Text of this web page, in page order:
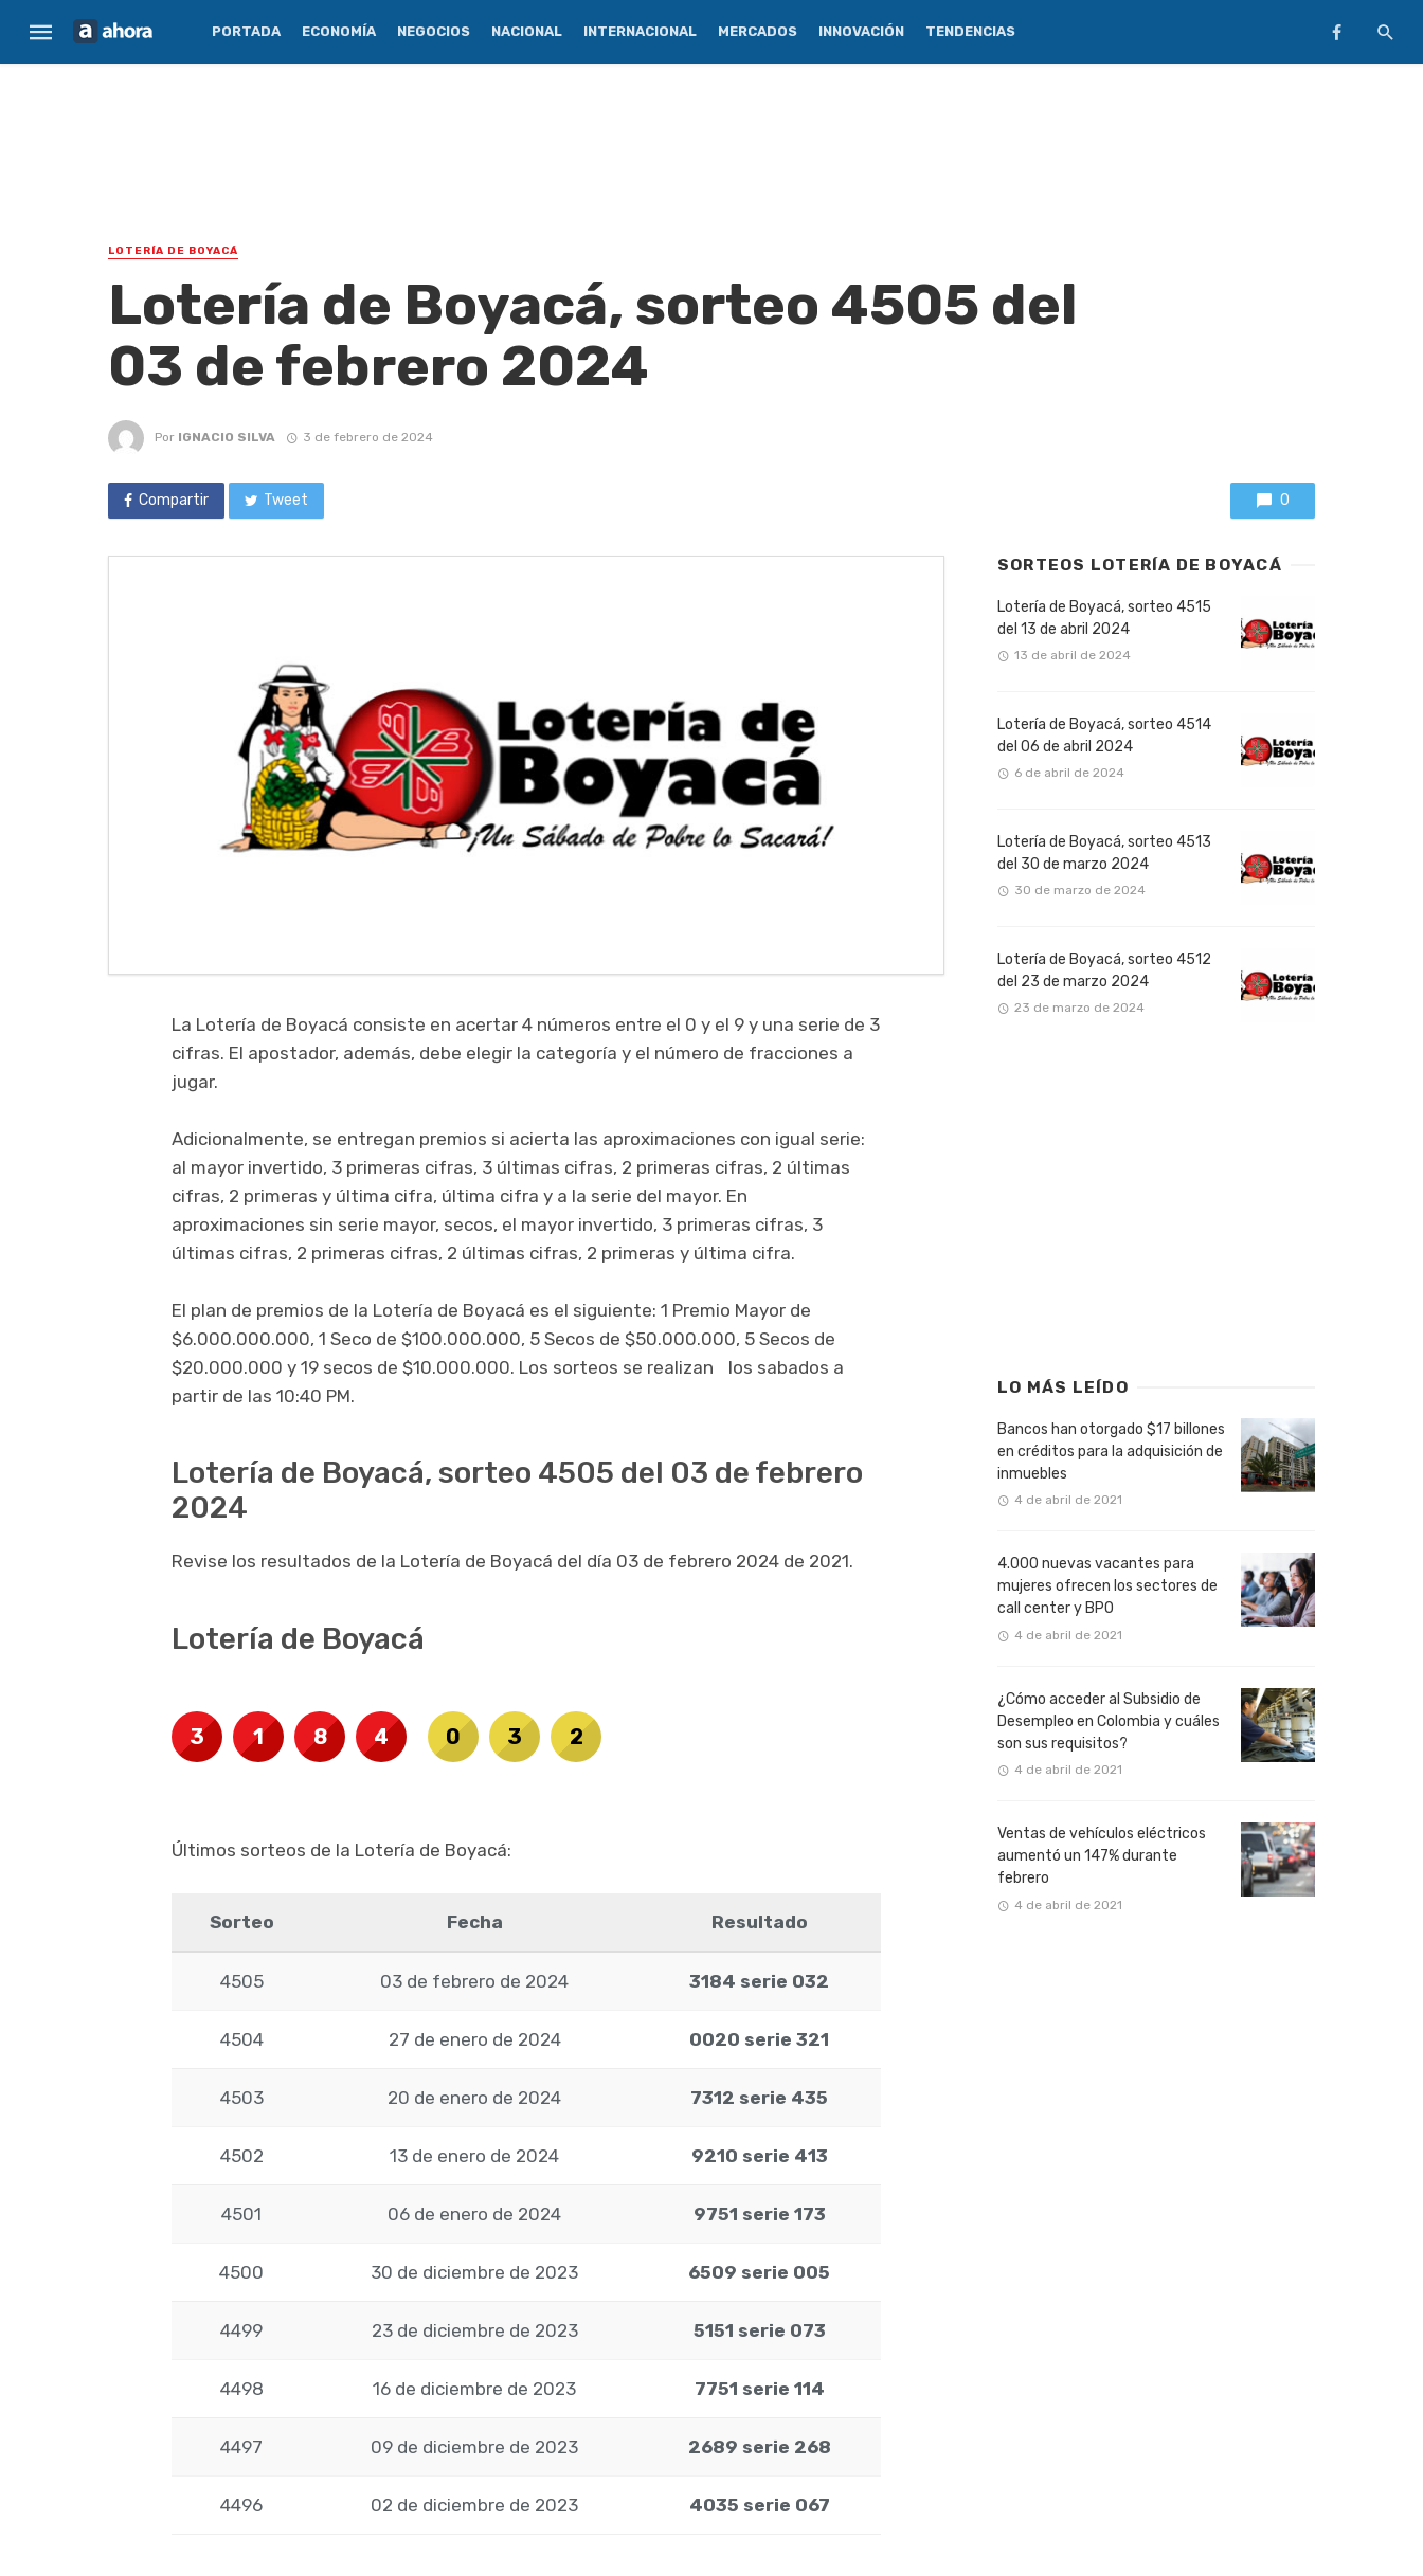
PORTADA ECONOMÍA NEGOCIOS NACIONAL INTERNACIONAL MERCADOS INNOVACIÓN TENDENCIAS
LOTERÍA DE BOYACÁ
Lotería de Boyacá, sorteo 4505 del
03 de febrero 2024
Por IGNACIO SILVA 3 de febrero de 2024
Compartir Tweet 0
La Lotería de Boyacá consiste en acertar 4 números entre el 0 y el 9 y una serie de 3
cifras. El apostador, además, debe elegir la categoría y el número de fracciones a
jugar.
Adicionalmente, se entregan premios si acierta las aproximaciones con igual serie:
al mayor invertido, 3 primeras cifras, 3 últimas cifras, 2 primeras cifras, 2 últimas
cifras, 2 primeras y última cifra, última cifra y a la serie del mayor. En
aproximaciones sin serie mayor, secos, el mayor invertido, 3 primeras cifras, 3
últimas cifras, 2 primeras cifras, 2 últimas cifras, 2 primeras y última cifra.
El plan de premios de la Lotería de Boyacá es el siguiente: 1 Premio Mayor de
$6.000.000.000, 1 Seco de $100.000.000, 5 Secos de $50.000.000, 5 Secos de
$20.000.000 y 19 secos de $10.000.000. Los sorteos se realizan los sabados a
partir de las 10:40 PM.
Lotería de Boyacá, sorteo 4505 del 03 de febrero
2024
Revise los resultados de la Lotería de Boyacá del día 03 de febrero 2024 de 2021.
Lotería de Boyacá
3 1 8 4 0 3 2
Últimos sorteos de la Lotería de Boyacá:
Sorteo Fecha Resultado
4505 03 de febrero de 2024 3184 serie 032
4504 27 de enero de 2024 0020 serie 321
4503 20 de enero de 2024 7312 serie 435
4502 13 de enero de 2024 9210 serie 413
4501 06 de enero de 2024 9751 serie 173
4500 30 de diciembre de 2023 6509 serie 005
4499 23 de diciembre de 2023 5151 serie 073
4498 16 de diciembre de 2023 7751 serie 114
4497 09 de diciembre de 2023 2689 serie 268
4496 02 de diciembre de 2023 4035 serie 067
SORTEOS LOTERÍA DE BOYACÁ
Lotería de Boyacá, sorteo 4515
del 13 de abril 2024
13 de abril de 2024
Lotería de Boyacá, sorteo 4514
del 06 de abril 2024
6 de abril de 2024
Lotería de Boyacá, sorteo 4513
del 30 de marzo 2024
30 de marzo de 2024
Lotería de Boyacá, sorteo 4512
del 23 de marzo 2024
23 de marzo de 2024
LO MÁS LEÍDO
Bancos han otorgado $17 billones
en créditos para la adquisición de
inmuebles
4 de abril de 2021
4.000 nuevas vacantes para
mujeres ofrecen los sectores de
call center y BPO
4 de abril de 2021
¿Cómo acceder al Subsidio de
Desempleo en Colombia y cuáles
son sus requisitos?
4 de abril de 2021
Ventas de vehículos eléctricos
aumentó un 147% durante
febrero
4 de abril de 2021